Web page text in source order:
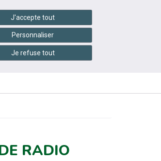
settings_accessibility Accessibilité
PRATIQUES
RADIO
J'accepte tout
Personnaliser
Je refuse tout